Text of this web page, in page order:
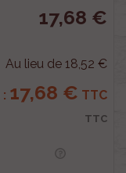
17,68 €
Au lieu de 18,52 €
: 17,68 € TTC
TTC